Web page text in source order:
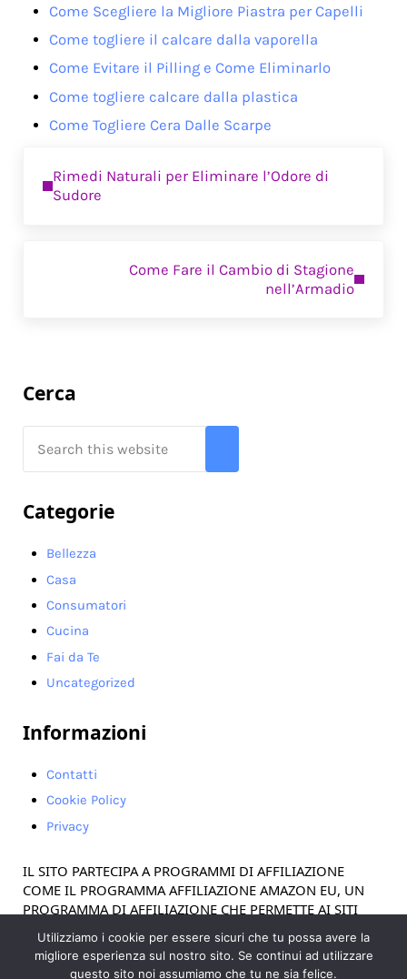
Come Scegliere la Migliore Piastra per Capelli
Come togliere il calcare dalla vaporella
Come Evitare il Pilling e Come Eliminarlo
Come togliere calcare dalla plastica
Come Togliere Cera Dalle Scarpe
Rimedi Naturali per Eliminare l’Odore di
Sudore
Come Fare il Cambio di Stagione
nell’Armadio
Sidebar
Cerca
Categorie
Bellezza
Casa
Consumatori
Cucina
Fai da Te
Uncategorized
Informazioni
Contatti
Cookie Policy
Privacy
IL SITO PARTECIPA A PROGRAMMI DI AFFILIAZIONE
COME IL PROGRAMMA AFFILIAZIONE AMAZON EU, UN
PROGRAMMA DI AFFILIAZIONE CHE PERMETTE AI SITI
PUBBLICIZZANDO E FORNENDO LINK AL SITO
AMAZON.IT. IN QUALITÀ DI AFFILIATO AMAZON, IL
Utilizziamo i cookie per essere sicuri che tu possa avere la
migliore esperienza sul nostro sito. Se continui ad utilizzare
questo sito noi assumiamo che tu ne sia felice.